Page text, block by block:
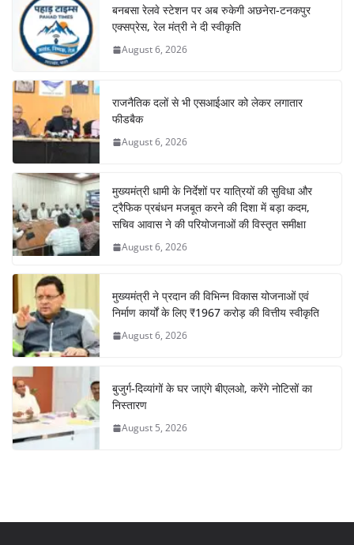
बनबसा रेलवे स्टेशन पर अब रुकेगी अछनेरा-टनकपुर
एक्सप्रेस, रेल मंत्री ने दी स्वीकृति
August 6, 2026
राजनैतिक दलों से भी एसआईआर को लेकर लगातार
फीडबैक
August 6, 2026
मुख्यमंत्री धामी के निर्देशों पर यात्रियों की सुविधा और
ट्रैफिक प्रबंधन मजबूत करने की दिशा में बड़ा कदम,
सचिव आवास ने की परियोजनाओं की विस्तृत समीक्षा
August 6, 2026
मुख्यमंत्री ने प्रदान की विभिन्न विकास योजनाओं एवं
निर्माण कार्यों के लिए ₹1967 करोड़ की वित्तीय स्वीकृति
August 6, 2026
बुजुर्ग-दिव्यांगों के घर जाएंगे बीएलओ, करेंगे नोटिसों का
निस्तारण
August 5, 2026